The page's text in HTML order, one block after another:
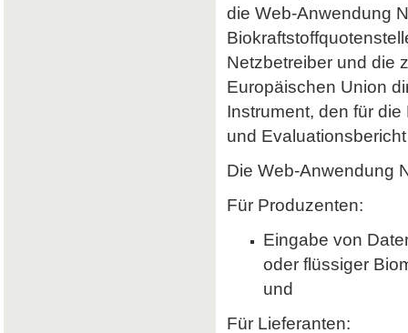
die Web-Anwendung
Netzbetreiber und die
Europäischen Union
Instrument, den für
und
Die Web-Anwendung
Für Produzenten:
Eingabe von
oder flüssiger
und
Für Lieferanten: